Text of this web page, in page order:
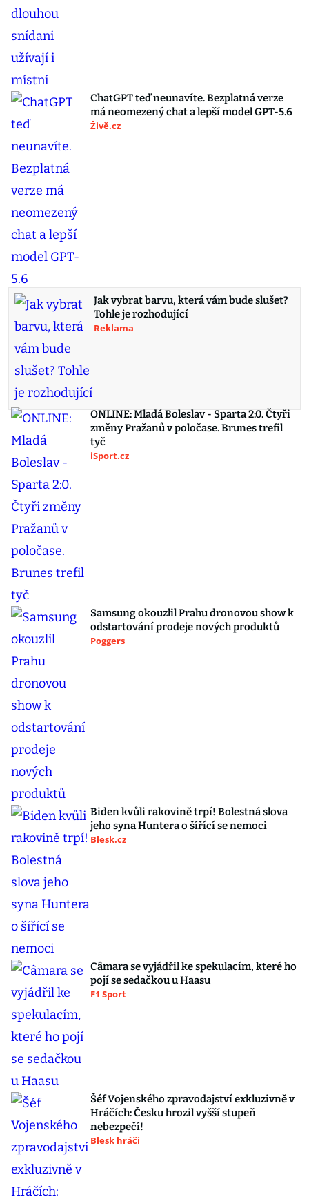
ChatGPT teď neunavíte. Bezplatná verze
má neomezený chat a lepší model GPT-5.6
Živě.cz
Jak vybrat barvu, která vám bude slušet?
Tohle je rozhodující
Reklama
ONLINE: Mladá Boleslav - Sparta 2:0. Čtyři
změny Pražanů v poločase. Brunes trefil
tyč
iSport.cz
Samsung okouzlil Prahu dronovou show k
odstartování prodeje nových produktů
Poggers
Biden kvůli rakovině trpí! Bolestná slova
jeho syna Huntera o šířící se nemoci
Blesk.cz
Câmara se vyjádřil ke spekulacím, které ho
pojí se sedačkou u Haasu
F1 Sport
Šéf Vojenského zpravodajství exkluzivně v
Hráčích: Česku hrozil vyšší stupeň
nebezpečí!
Blesk hráči